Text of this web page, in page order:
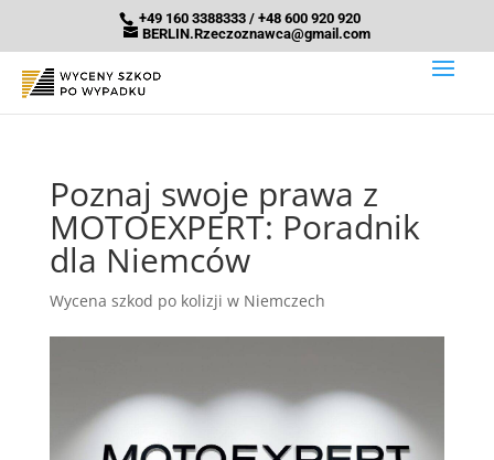
+49 160 3388333 / +48 600 920 920
BERLIN.Rzeczoznawca@gmail.com
Poznaj swoje prawa z
MOTOEXPERT: Poradnik
dla Niemców
Wycena szkod po kolizji w Niemczech